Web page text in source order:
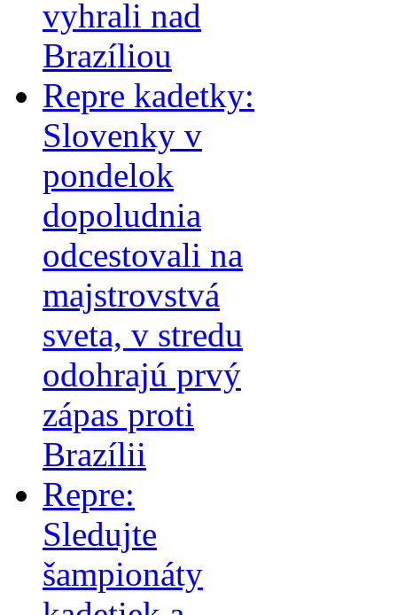
vyhrali nad
Brazíliou
Repre kadetky:
Slovenky v
pondelok
dopoludnia
odcestovali na
majstrovstvá
sveta, v stredu
odohrajú prvý
zápas proti
Brazílii
Repre:
Sledujte
šampionáty